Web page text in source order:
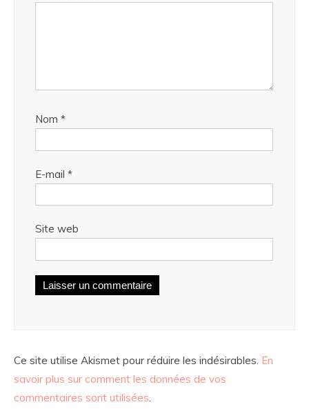
Nom *
E-mail *
Site web
Ce site utilise Akismet pour réduire les indésirables. En
savoir plus sur comment les données de vos
commentaires sont utilisées.